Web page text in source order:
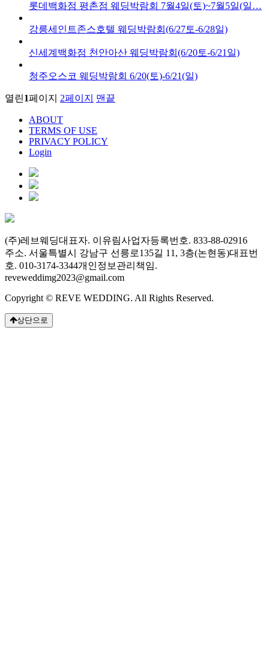
롯데백화점 평촌점 웨딩박람회 7월4일(토)~7월5일(일…
강릉세인트존스호텔 웨딩박람회(6/27토-6/28일)
신세계백화점 천안아산 웨딩박람회(6/20토-6/21일)
청주오스코 웨딩박람회 6/20(토)-6/21(일)
열린1페이지 2페이지 맨끝
ABOUT
TERMS OF USE
PRIVACY POLICY
Login
(주)레브웨딩대표자. 이유림사업자등록번호. 833-88-02916
주소. 서울특별시 강남구 선릉로135길 11, 3층(논현동)대표번
호. 010-3174-3344개인정보관리책임.
reveweddimg2023@gmail.com
Copyright © REVE WEDDING. All Rights Reserved.
상단으로